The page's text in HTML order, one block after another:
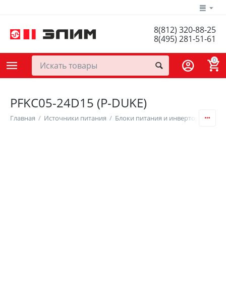
8(812) 320-88-25
8(495) 281-51-61
0
PFKC05-24D15 (P-DUKE)
Главная / Источники питания / Блоки питания и инверторы /